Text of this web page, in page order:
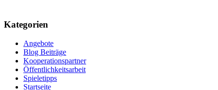
Kategorien
Angebote
Blog Beiträge
Kooperationspartner
Öffentlichkeitsarbeit
Spieletipps
Startseite